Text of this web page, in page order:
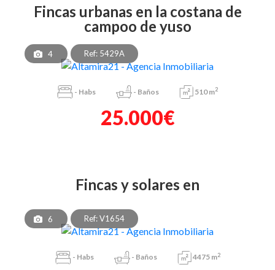
fincas urbanas en la costana de
campoo de yuso
4 Ref: 5429A
- Habs - Baños 510 m2
25.000€
fincas y solares en
6 Ref: V1654
- Habs - Baños 4475 m2